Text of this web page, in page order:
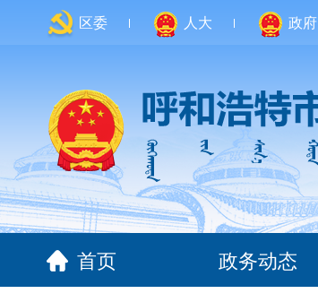
区委 人大 政府
首页 政务动态